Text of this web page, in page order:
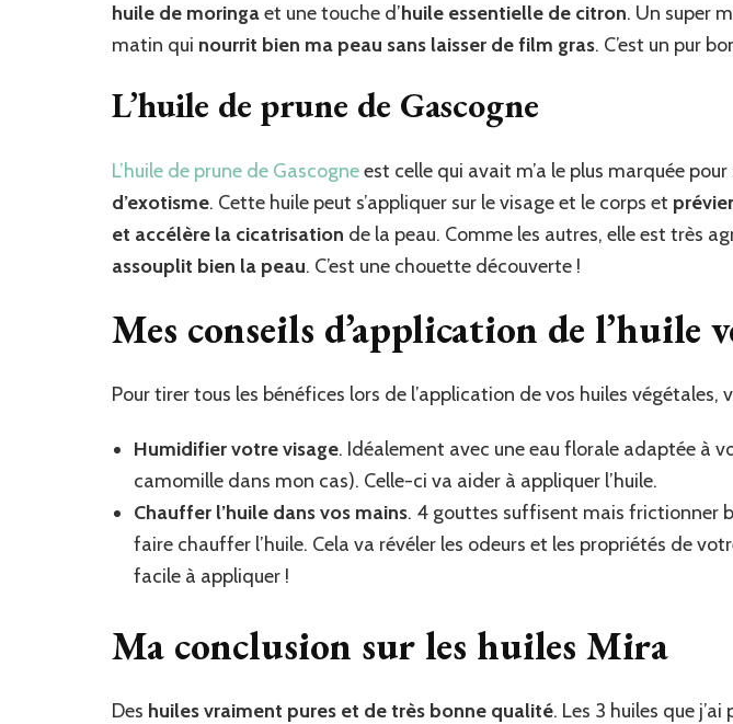
huile de moringaet une touche d’huile essentielle de citron. Un super
matin qui nourrit bien ma peau sans laisser de film gras. C’est un pur
L’huile de prune de Gascogne
L’huile de prune de Gascogneest celle qui avait m’a le plus marquée pour
d’exotisme. Cette huile peut s’appliquer sur le visage et le corps et
et accélère la cicatrisation de la peau. Comme les autres, elle est très
assouplit bien la peau. C’est une chouette découverte !
Mes conseils d’application de l’huile
Pour tirer tous les bénéfices lors de l’application de vos huiles végétales,
Humidifier votre visage. Idéalement avec une eau florale adaptée à
camomille dans mon cas). Celle-ci va aider à appliquer l’huile.
Chauffer l’huile dans vos mains. 4 gouttes suffisent mais frictionner
faire chauffer l’huile. Cela va révéler les odeurs et les propriétés de
facile à appliquer !
Ma conclusion sur les huiles Mira
Des huiles vraiment pures et de très bonne qualité. Les 3 huiles que